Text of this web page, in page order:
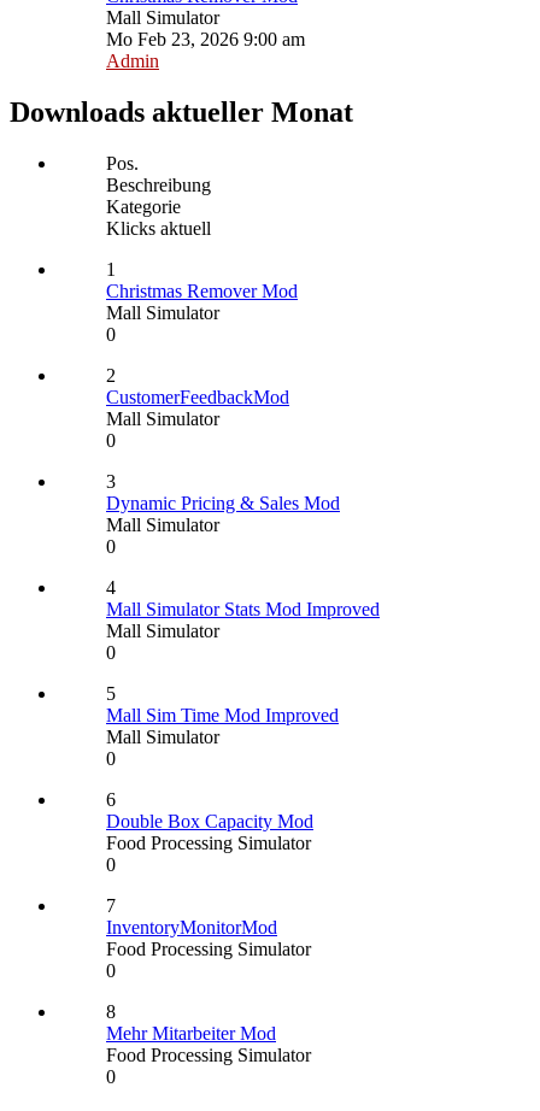
Mall Simulator
Mo Feb 23, 2026 9:00 am
Admin
Downloads aktueller Monat
Pos.
Beschreibung
Kategorie
Klicks aktuell
1
Christmas Remover Mod
Mall Simulator
0
2
CustomerFeedbackMod
Mall Simulator
0
3
Dynamic Pricing & Sales Mod
Mall Simulator
0
4
Mall Simulator Stats Mod Improved
Mall Simulator
0
5
Mall Sim Time Mod Improved
Mall Simulator
0
6
Double Box Capacity Mod
Food Processing Simulator
0
7
InventoryMonitorMod
Food Processing Simulator
0
8
Mehr Mitarbeiter Mod
Food Processing Simulator
0